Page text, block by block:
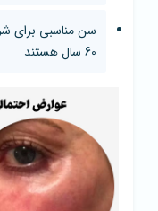
60 سال هستند